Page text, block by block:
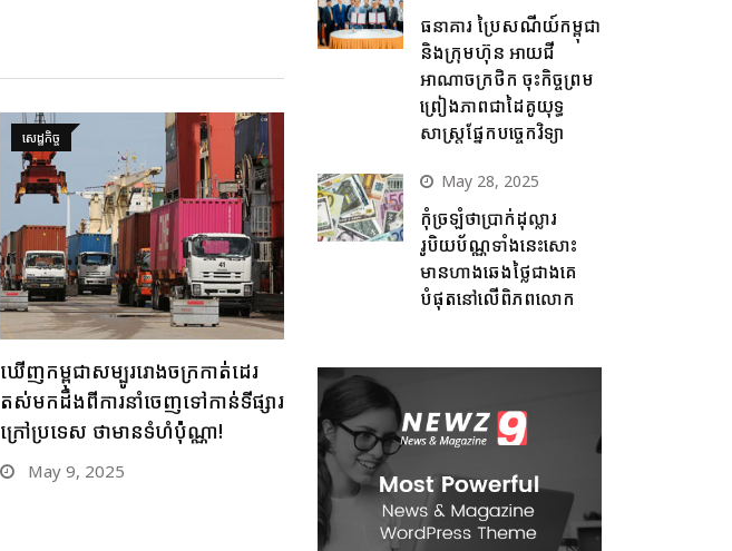
សេដ្ឋកិច្ច
ឃើញកម្ពុជាសម្បូររោងចក្រកាត់ដេរ
តស់មកដឹងពីការនាំចេញទៅកាន់ទីផ្សារ
ក្រៅប្រទេស ថាមានទំហំប៉ុណ្ណា!
May 9, 2025
ធនាគារ ប្រៃសណីយ៍កម្ពុជា
និងក្រុមហ៊ុន អាយជី
អាណាចក្រថិក ចុះកិច្ចព្រម
ព្រៀងភាពជាដៃគូយុទ្ធ
សាស្ត្រផ្នែកបច្ចេកវិទ្យា
May 28, 2025
កុំច្រឡំថាប្រាក់ដុល្លារ
រូបិយប័ណ្ណទាំងនេះសោះ
មានហាងឆេងថ្លៃជាងគេ
បំផុតនៅលើពិភពលោក